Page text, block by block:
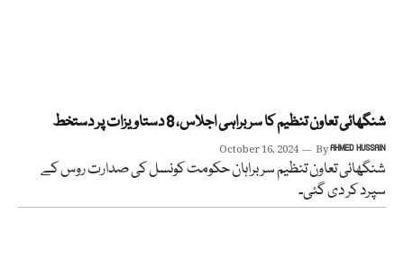
شنگھائی تعاون تنظیم کا سربراہی اجلاس، 8 دستاویزات پر دستخط
October 16, 2024 ByAHMED HUSSAIN
شنگھائی تعاون تنظیم سربراہان حکومت کونسل کی صدارت روس کے
سپرد کر دی گئی۔